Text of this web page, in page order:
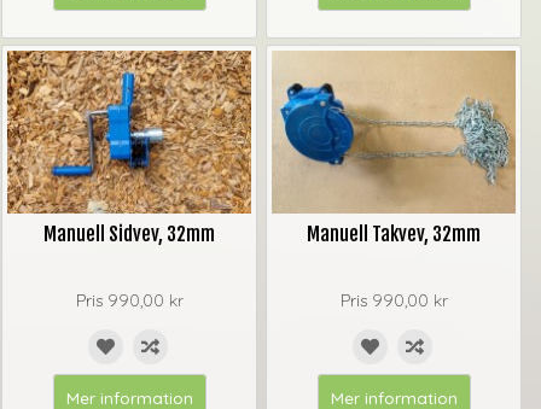
Manuell Sidvev, 32mm
Pris 990,00 kr
Mer information
Manuell Takvev, 32mm
Pris 990,00 kr
Mer information